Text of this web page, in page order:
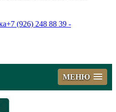
+7 (926) 248 88 39 -
МЕНЮ